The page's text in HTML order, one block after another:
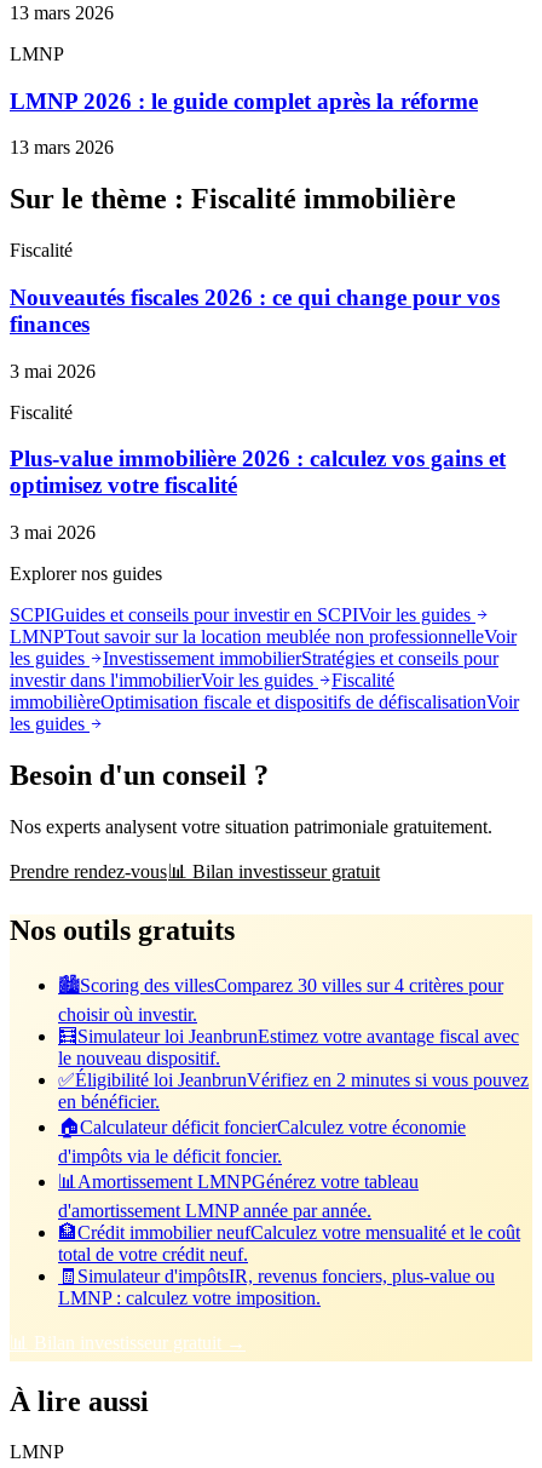
13 mars 2026
LMNP
LMNP 2026 : le guide complet après la réforme
13 mars 2026
Sur le thème : Fiscalité immobilière
Fiscalité
Nouveautés fiscales 2026 : ce qui change pour vos
finances
3 mai 2026
Fiscalité
Plus-value immobilière 2026 : calculez vos gains et
optimisez votre fiscalité
3 mai 2026
Explorer nos guides
SCPIGuides et conseils pour investir en SCPIVoir les guides
LMNPTout savoir sur la location meublée non professionnelleVoir
les guides
Investissement immobilierStratégies et conseils pour
investir dans l'immobilierVoir les guides
Fiscalité
immobilièreOptimisation fiscale et dispositifs de défiscalisationVoir
les guides
Besoin d'un conseil ?
Nos experts analysent votre situation patrimoniale gratuitement.
Prendre rendez-vous📊 Bilan investisseur gratuit
Nos outils gratuits
🏙️Scoring des villesComparez 30 villes sur 4 critères pour
choisir où investir.
🧮Simulateur loi JeanbrunEstimez votre avantage fiscal avec
le nouveau dispositif.
✅Éligibilité loi JeanbrunVérifiez en 2 minutes si vous pouvez
en bénéficier.
🏠Calculateur déficit foncierCalculez votre économie
d'impôts via le déficit foncier.
📊 Amortissement LMNPGénérez votre tableau
d'amortissement LMNP année par année.
🏦Crédit immobilier neufCalculez votre mensualité et le coût
total de votre crédit neuf.
🧾 Simulateur d'impôtsIR, revenus fonciers, plus-value ou
LMNP : calculez votre imposition.
📊 Bilan investisseur gratuit →
À lire aussi
LMNP